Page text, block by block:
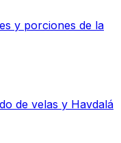
y porciones de la
de velas y Havdalá